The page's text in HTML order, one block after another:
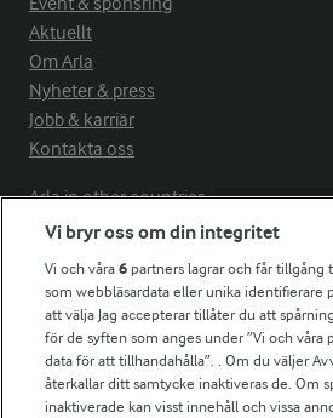
Aktuellt
Om Arla
Nyheter & press
Jobb & karriär
Kontakta oss
Arla in other countries
Fler Arlasajter
För ägare
Arlas kundportal
Arla.com
Vi bryr oss om din integritet
Vi och våra6 partners lagrar och får
som webbläsardata eller unika identifierare
att välja Jag accepterar tillåter du att
för de syften som anges under ”Vi och våra
data för att tillhandahålla”. . Om du väljer
återkallar ditt samtycke inaktiveras de. Om
inaktiverade kan visst innehåll och vissa